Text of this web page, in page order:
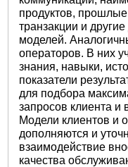
продуктов,
транзакции и
моделей.
операторов. В них
знания, навыки,
показатели
для подбора
запросов клиента и
Модели клиентов и
дополняются и
взаимодействие
качества